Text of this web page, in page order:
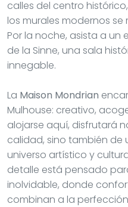
calles del centro
los murales modernos
Por la noche, asista a un
de la Sinne, una sala
innegable.
La Maison Mondrian
Mulhouse: creativo,
alojarse aquí, disfrutará
calidad, sino también de
universo artístico y
detalle está pensado
inolvidable, donde
combinan a la